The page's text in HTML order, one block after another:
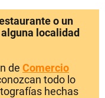
o un
localidad
de Comercio
todo lo
hechas